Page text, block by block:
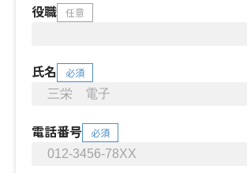
役職 任意
氏名 必須
電話番号 必須